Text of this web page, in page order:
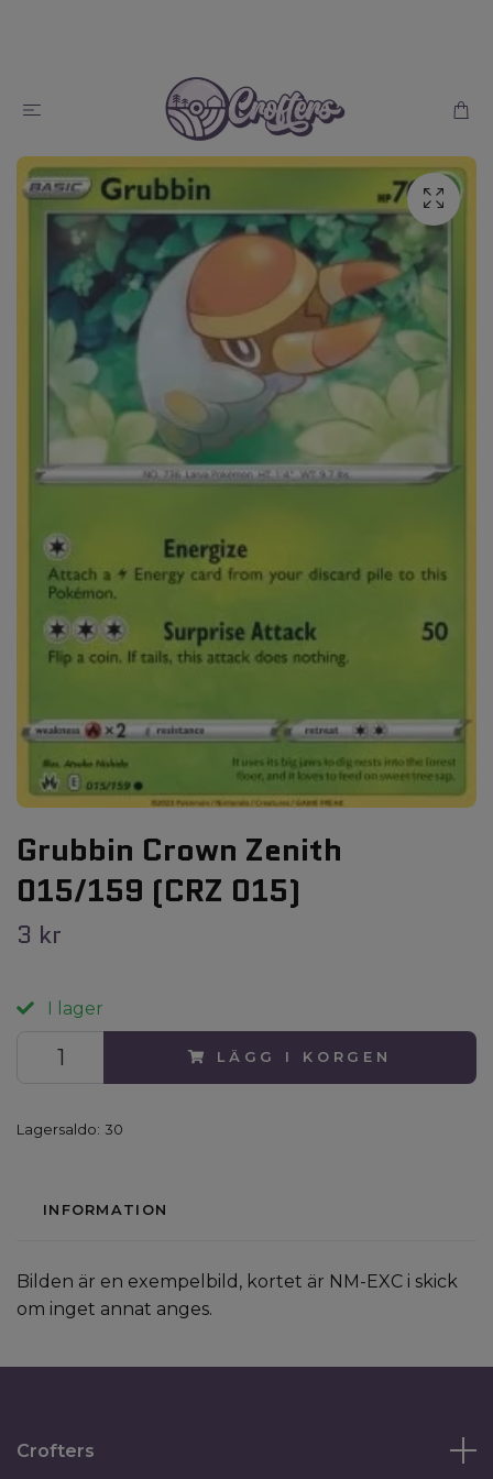
Grubbin Crown Zenith
015/159 (CRZ 015)
3 kr
I lager
LÄGG I KORGEN
Lagersaldo: 30
INFORMATION
Bilden är en exempelbild, kortet är NM-EXC i skick
om inget annat anges.
Crofters